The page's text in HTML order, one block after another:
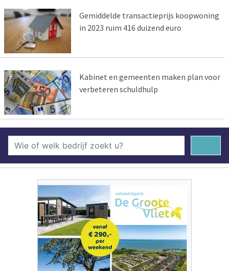
Gemiddelde transactieprijs koopwoning
in 2023 ruim 416 duizend euro
Kabinet en gemeenten maken plan voor
verbeteren schuldhulp